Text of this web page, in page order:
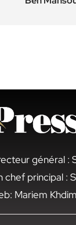
général :
chef principal :
Mariem